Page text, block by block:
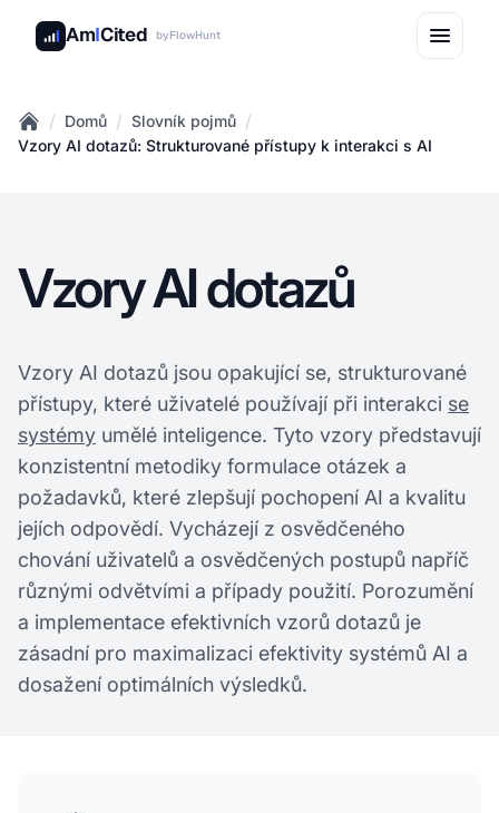
AmICited byFlowHunt
Home
/ Domů / Slovník pojmů /
Vzory AI dotazů: Strukturované přístupy k interakci s AI
Vzory AI dotazů
Vzory AI dotazů jsou opakující se, strukturované
přístupy, které uživatelé používají při interakci se
systémy umělé inteligence. Tyto vzory představují
konzistentní metodiky formulace otázek a
požadavků, které zlepšují pochopení AI a kvalitu
jejích odpovědí. Vycházejí z osvědčeného
chování uživatelů a osvědčených postupů napříč
různými odvětvími a případy použití. Porozumění
a implementace efektivních vzorů dotazů je
zásadní pro maximalizaci efektivity systémů AI a
dosažení optimálních výsledků.